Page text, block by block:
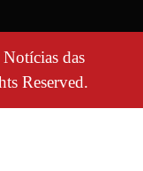
das
Reserved.